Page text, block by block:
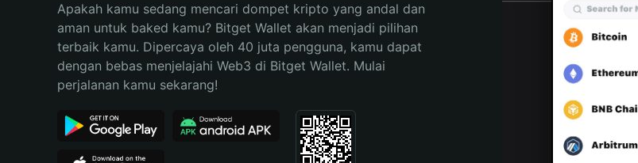
Bahasa Indonesia
Español (Argentina)
Apakah kamu sedang mencari dompet kripto yang andal dan
aman untuk baked kamu? Bitget Wallet akan menjadi pilihan
terbaik kamu. Dipercaya oleh 40 juta pengguna, kamu dapat
dengan bebas menjelajahi Web3 di Bitget Wallet. Mulai
perjalanan kamu sekarang!